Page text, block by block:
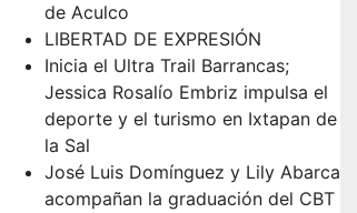
de Aculco
LIBERTAD DE EXPRESIÓN
Inicia el Ultra Trail Barrancas;
Jessica Rosalío Embriz impulsa el
deporte y el turismo en Ixtapan de
la Sal
José Luis Domínguez y Lily Abarca
acompañan la graduación del CBT